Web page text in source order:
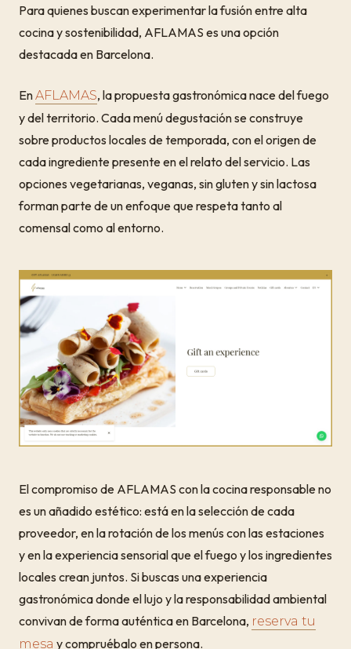
Para quienes buscan experimentar la fusión entre alta
cocina y sostenibilidad, AFLAMAS es una opción
destacada en Barcelona.
EnAFLAMAS, la propuesta gastronómica nace del fuego
y del territorio. Cada menú degustación se construye
sobre productos locales de temporada, con el origen de
cada ingrediente presente en el relato del servicio. Las
opciones vegetarianas, veganas, sin gluten y sin lactosa
forman parte de un enfoque que respeta tanto al
comensal como al entorno.
El compromiso de AFLAMAS con la cocina responsable no
es un añadido estético: está en la selección de cada
proveedor, en la rotación de los menús con las estaciones
y en la experiencia sensorial que el fuego y los ingredientes
locales crean juntos. Si buscas una experiencia
gastronómica donde el lujo y la responsabilidad ambiental
convivan de forma auténtica en Barcelona, reserva tu
mesa y compruébalo en persona.